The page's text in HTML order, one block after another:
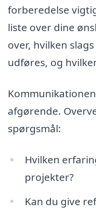
forberedelse
liste over dine
over, hvilken
udføres, og
afgørende.
spørgsmål:
Hvilken
projekter?
Kan du give